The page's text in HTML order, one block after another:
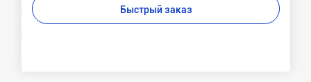
Быстрый заказ